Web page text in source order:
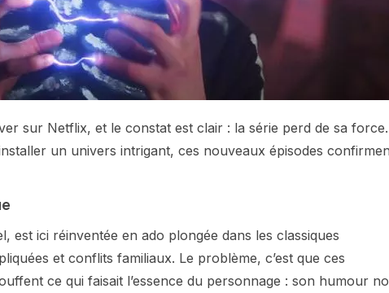
sur Netflix, et le constat est clair : la série perd de sa force.
un univers intrigant, ces nouveaux épisodes
est ici réinventée en ado plongée dans les classiques
et conflits familiaux. Le problème, c’est que ces
ce qui faisait l’essence du personnage : son humour